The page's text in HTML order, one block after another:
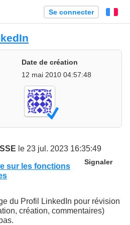
Se connecter
Date de création
12 mai 2010 04:57:48
le 23 jul. 2023 16:35:49
Signaler
sur les fonctions
du Profil LinkedIn pour révision
création, commentaires)